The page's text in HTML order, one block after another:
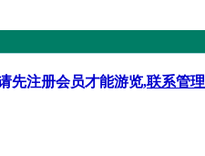
先注册会员才能游览,联系管理